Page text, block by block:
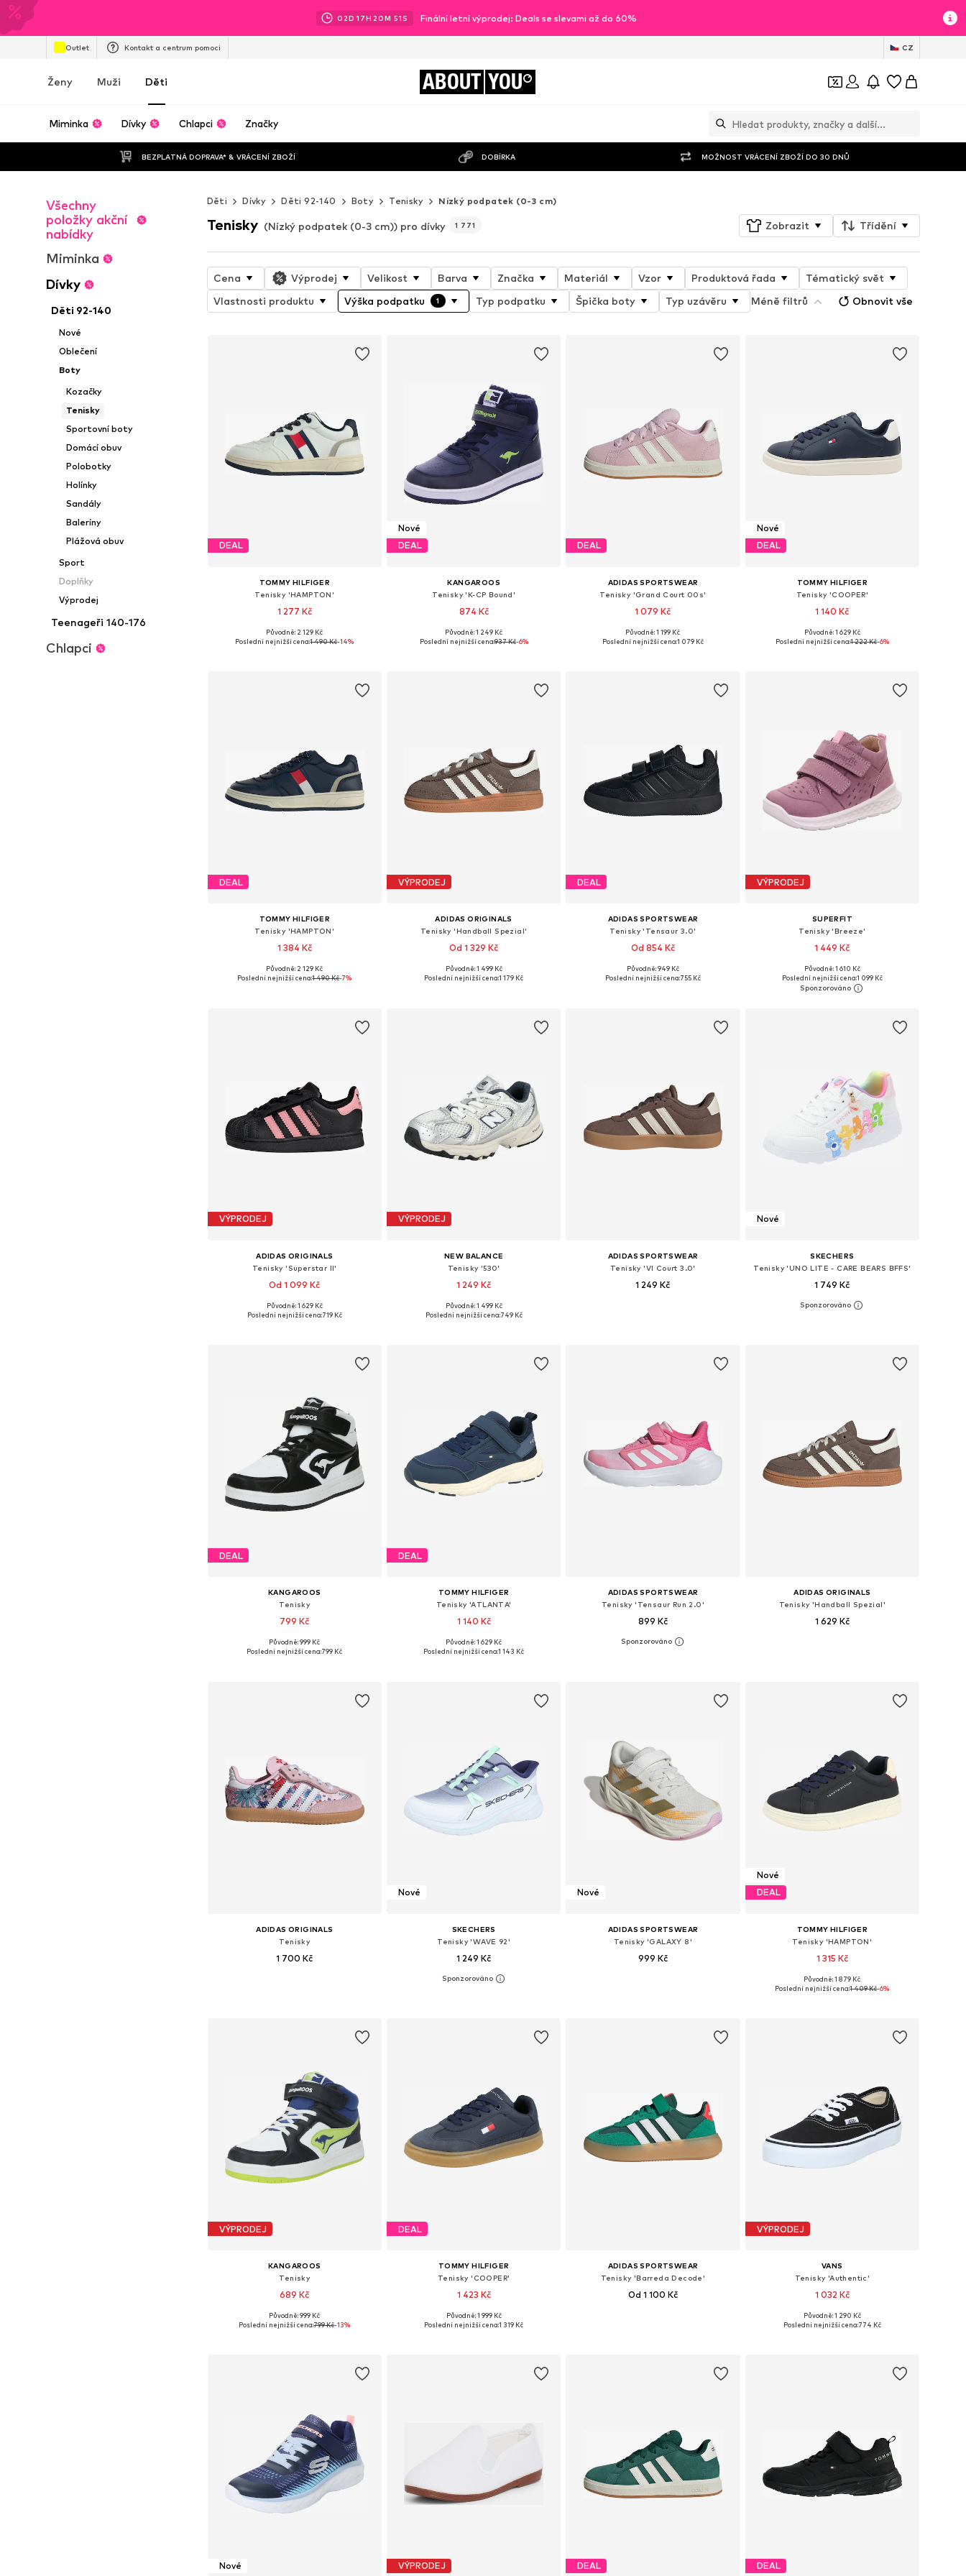
02D 17H 20M 50 S Finální letní výprodej: Deals se slevami až do 60%
Outlet Kontakt a centrum pomoci CZ
Ženy Muži Děti ABOUT YOU
Miminka Dívky Chlapci Značky
BEZPLATNÁ DOPRAVA* & VRÁCENÍ ZBOŽÍ DOBÍRKA MOŽNOST VRÁCENÍ ZBOŽÍ DO 30 DNŮ
Všechny
položky akční
nabídky
Miminka
Dívky
Děti 92-140
Nové
Oblečení
Boty
Kozačky
Tenisky
Sportovní boty
Domácí obuv
Polobotky
Holínky
Sandály
Baleríny
Plážová obuv
Sport
Doplňky
Výprodej
Teenageři 140-176
Chlapci
Děti Dívky Děti 92-140 Boty Tenisky Nízký podpatek (0-3 cm)
Tenisky (Nízký podpatek (0-3 cm)) pro dívky 1 771 Zobrazit Třídění
Cena Výprodej Velikost Barva Značka Materiál Vzor Produktová řada
Tématický svět
Vlastnosti produktu
Výška podpatku 1 Typ podpatku Špička boty Typ uzávěru Méně filtrů Obnovit vše
DEAL
TOMMY HILFIGER
Tenisky 'HAMPTON'
1 277 Kč
Dostupné v mnoha velikostech
Původně: 2 129 Kč
Poslední nejnižší cena:1 490 Kč-14%
Nové
DEAL
KANGAROOS
Tenisky 'K-CP Bound'
874 Kč
+ 1
Dostupné v mnoha velikostech
Původně: 1 249 Kč
Poslední nejnižší cena:937 Kč-6%
DEAL
ADIDAS SPORTSWEAR
Tenisky 'Grand Court 00s'
1 079 Kč
+6
Dostupné v mnoha velikostech
Původně: 1 199 Kč
Poslední nejnižší cena:1 079 Kč
Nové
DEAL
TOMMY HILFIGER
Tenisky 'COOPER'
1 140 Kč
Dostupné v mnoha velikostech
Původně: 1 629 Kč
Poslední nejnižší cena:1 222 Kč-6%
DEAL
TOMMY HILFIGER
Tenisky 'HAMPTON'
1 384 Kč
Dostupné v mnoha velikostech
Původně: 2 129 Kč
Poslední nejnižší cena:1 490 Kč-7%
VÝPRODEJ
ADIDAS ORIGINALS
Tenisky 'Handball Spezial'
Od 1 329 Kč
+ 5
Dostupné v mnoha velikostech
Původně: 1 499 Kč
Poslední nejnižší cena:1 179 Kč
DEAL
ADIDAS SPORTSWEAR
Tenisky 'Tensaur 3.0'
Od 854 Kč
+ 14
Dostupné v mnoha velikostech
Původně: 949 Kč
Poslední nejnižší cena:755 Kč
VÝPRODEJ
SUPERFIT
Tenisky 'Breeze'
1 449 Kč
Dostupné v mnoha velikostech
Přidat do košíku
Původně: 1 610 Kč
Poslední nejnižší cena:1 099 Kč
VÝPRODEJ
ADIDAS ORIGINALS
Tenisky 'Superstar II'
Od 1 099 Kč
Dostupné v mnoha velikostech
Původně: 1 629 Kč
Poslední nejnižší cena:719 Kč
VÝPRODEJ
NEW BALANCE
Tenisky '530'
1 249 Kč
Dostupné velikosti: 21, 22,5, 23,5, 25, 26
Původně: 1 499 Kč
Poslední nejnižší cena:749 Kč
ADIDAS SPORTSWEAR
Tenisky 'VI Court 3.0'
1 249 Kč
Nové
SKECHERS
Tenisky 'UNO LITE - CARE BEARS BFFS'
1 749 Kč
Dostupné v mnoha velikostech
DEAL
KANGAROOS
Tenisky
799 Kč
Dostupné v mnoha velikostech
Původně: 999 Kč
Poslední nejnižší cena:799 Kč
DEAL
TOMMY HILFIGER
Tenisky 'ATLANTA'
1 140 Kč
Dostupné v mnoha velikostech
Původně: 1 629 Kč
Poslední nejnižší cena:1 143 Kč
ADIDAS SPORTSWEAR
Tenisky 'Tensaur Run 2.0'
899 Kč
Dostupné v mnoha velikostech
ADIDAS ORIGINALS
Tenisky 'Handball Spezial'
1 629 Kč
ADIDAS ORIGINALS
Tenisky
1 700 Kč
Nové
SKECHERS
Tenisky 'WAVE 92'
1 249 Kč
Dostupné v mnoha velikostech
Nové
ADIDAS SPORTSWEAR
Tenisky 'GALAXY 8'
999 Kč
Nové
DEAL
TOMMY HILFIGER
Tenisky 'HAMPTON'
1 315 Kč
Dostupné v mnoha velikostech
Původně: 1 879 Kč
Poslední nejnižší cena:1 409 Kč-6%
VÝPRODEJ
KANGAROOS
Tenisky
689 Kč
Dostupné v mnoha velikostech
Původně: 999 Kč
Poslední nejnižší cena:799 Kč-13%
DEAL
TOMMY HILFIGER
Tenisky 'COOPER'
1 423 Kč
Dostupné v mnoha velikostech
Původně: 1 999 Kč
Poslední nejnižší cena:1 319 Kč
ADIDAS SPORTSWEAR
Tenisky 'Barreda Decode'
Od 1 100 Kč
VÝPRODEJ
VANS
Tenisky 'Authentic'
1 032 Kč
Dostupné v mnoha velikostech
Původně: 1 290 Kč
Poslední nejnižší cena:774 Kč
Nové VÝPRODEJ DEAL DEAL